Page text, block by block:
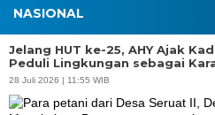
NASIONAL
Jelang HUT ke-25, AHY Ajak
Peduli Lingkungan sebagai
28 Juli 2026 | 11:55 WIB